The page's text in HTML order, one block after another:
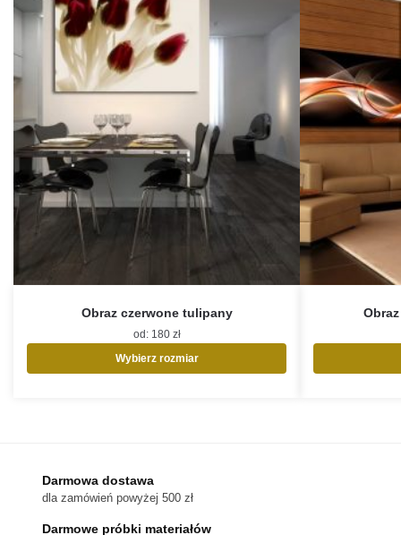
Obraz czerwone tulipany
od: 180 zł
Wybierz rozmiar
wybrać
Darmowa dostawa
dla zamówień powyżej 500 zł
Darmowe próbki materiałów